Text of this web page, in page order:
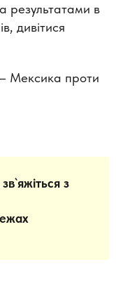
результатами в
дивітися
Мексика проти
з